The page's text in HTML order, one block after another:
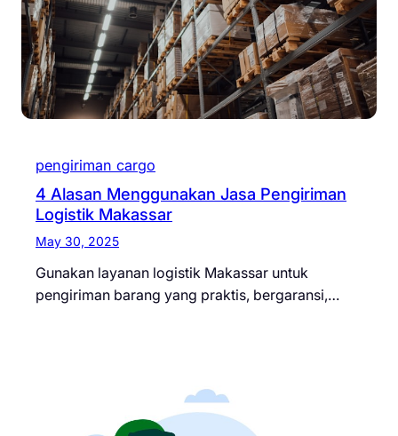
pengiriman cargo
4 Alasan Menggunakan Jasa Pengiriman
Logistik Makassar
May 30, 2025
Gunakan layanan logistik Makassar untuk
pengiriman barang yang praktis, bergaransi,…